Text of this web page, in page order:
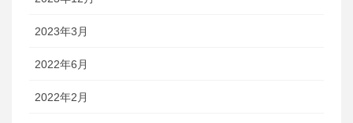
2023年3月
2022年6月
2022年2月